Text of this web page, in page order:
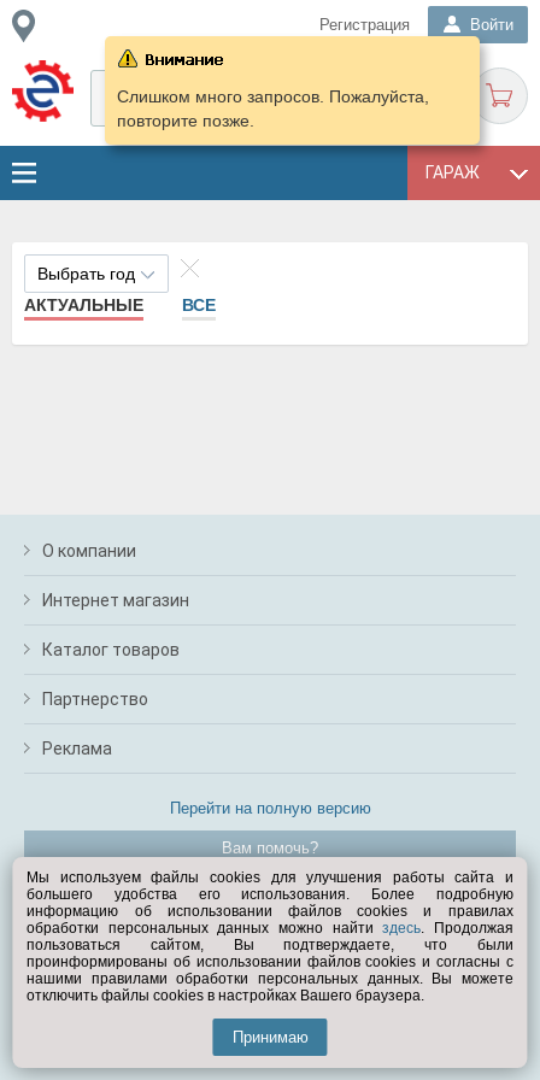
Регистрация Войти
ГАРАЖ
Слишком много запросов. Пожалуйста,
повторите позже.
Выбрать год
АКТУАЛЬНЫЕ
ВСЕ
О компании
Интернет магазин
Каталог товаров
Партнерство
Реклама
Перейти на полную версию
Вам помочь?
© Exist.ru 1998—2026
Мы используем файлы cookies для улучшения работы сайта и
большего удобства его использования. Более подробную
информацию об использовании файлов cookies и правилах
обработки персональных данных можно найтиздесь. Продолжая
пользоваться сайтом, Вы подтверждаете, что были
проинформированы об использовании файлов cookies и согласны с
нашими правилами обработки персональных данных. Вы можете
отключить файлы cookies в настройках Вашего браузера.
Принимаю